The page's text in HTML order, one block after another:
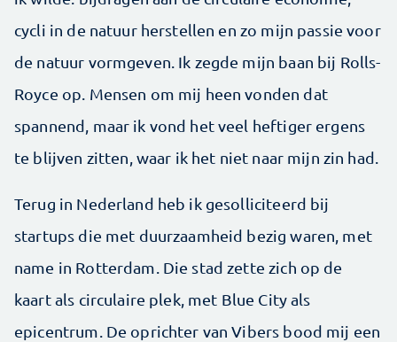
cycli in de natuur herstellen en zo mijn passie voor
de natuur vormgeven. Ik zegde mijn baan bij Rolls-
Royce op. Mensen om mij heen vonden dat
spannend, maar ik vond het veel heftiger ergens
te blijven zitten, waar ik het niet naar mijn zin had.
Terug in Nederland heb ik gesolliciteerd bij
startups die met duurzaamheid bezig waren, met
name in Rotterdam. Die stad zette zich op de
kaart als circulaire plek, met Blue City als
epicentrum. De oprichter van Vibers bood mij een